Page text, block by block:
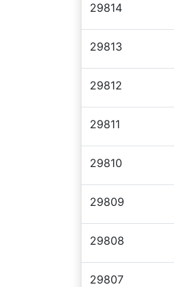
29814
29813
29812
29811
29810
29809
29808
29807